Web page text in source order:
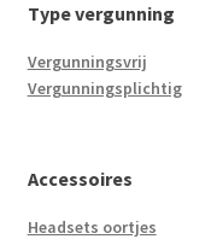
Type vergunning
Vergunningsvrij
Vergunningsplichtig
Accessoires
Headsets oortjes